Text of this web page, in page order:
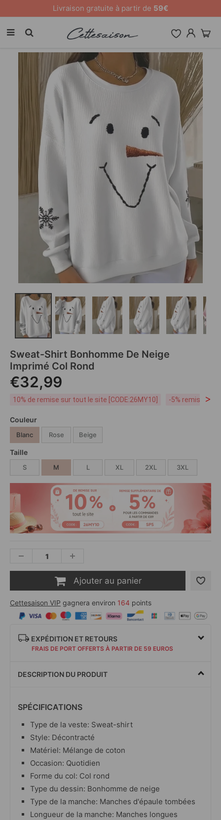
Livraison gratuite à partir de 59€
Sweat-Shirt Bonhomme De Neige
Imprimé Col Rond
€32,99
10% de remise sur tout le site [CODE:26MY10] -5% remise dès
>
Couleur
Blanc Rose Beige
Taille
S M L XL 2XL 3XL
Ajouter au panier
Cettesaison VIP gagnera environ 164 points
EXPÉDITION ET RETOURS
FRAIS DE PORT OFFERTS À PARTIR DE 59 EUROS
DESCRIPTION DU PRODUIT
SPÉCIFICATIONS
Type de la veste: Sweat-shirt
Style: Décontracté
Matériel: Mélange de coton
Occasion: Quotidien
Forme du col: Col rond
Type du dessin: Bonhomme de neige
Type de la manche: Manches d'épaule tombées
Longueur de la manche: Manches longues